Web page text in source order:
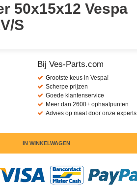
50x15x12 Vespa
S
Bij Ves-Parts.com
Grootste keus in Vespa!
Scherpe prijzen
Goede klantenservice
Meer dan 2600+ ophaalpunten
Advies op maat door onze experts
IN WINKELWAGEN